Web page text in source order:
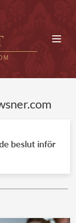
beslut inför